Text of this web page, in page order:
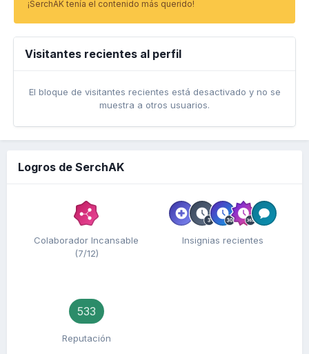
¡SerchAK tenía el contenido más querido!
Visitantes recientes al perfil
El bloque de visitantes recientes está desactivado y no se
muestra a otros usuarios.
Logros de SerchAK
Colaborador Incansable
(7/12)
Insignias recientes
533
Reputación